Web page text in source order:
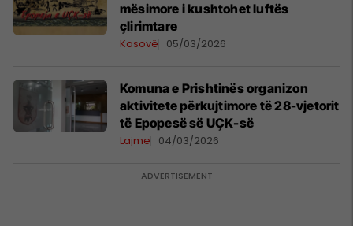
mësimore i kushtohet luftës
çlirimtare
Kosovë 05/03/2026
Komuna e Prishtinës organizon
aktivitete përkujtimore të 28-vjetorit
të Epopesë së UÇK-së
Lajme 04/03/2026